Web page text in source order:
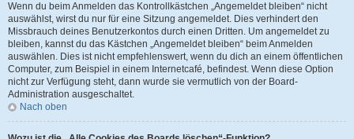
Wenn du beim Anmelden das Kontrollkästchen „Angemeldet bleiben“ nicht
auswählst, wirst du nur für eine Sitzung angemeldet. Dies verhindert den
Missbrauch deines Benutzerkontos durch einen Dritten. Um angemeldet zu
bleiben, kannst du das Kästchen „Angemeldet bleiben“ beim Anmelden
auswählen. Dies ist nicht empfehlenswert, wenn du dich an einem öffentlichen
Computer, zum Beispiel in einem Internetcafé, befindest. Wenn diese Option
nicht zur Verfügung steht, dann wurde sie vermutlich von der Board-
Administration ausgeschaltet.
Nach oben